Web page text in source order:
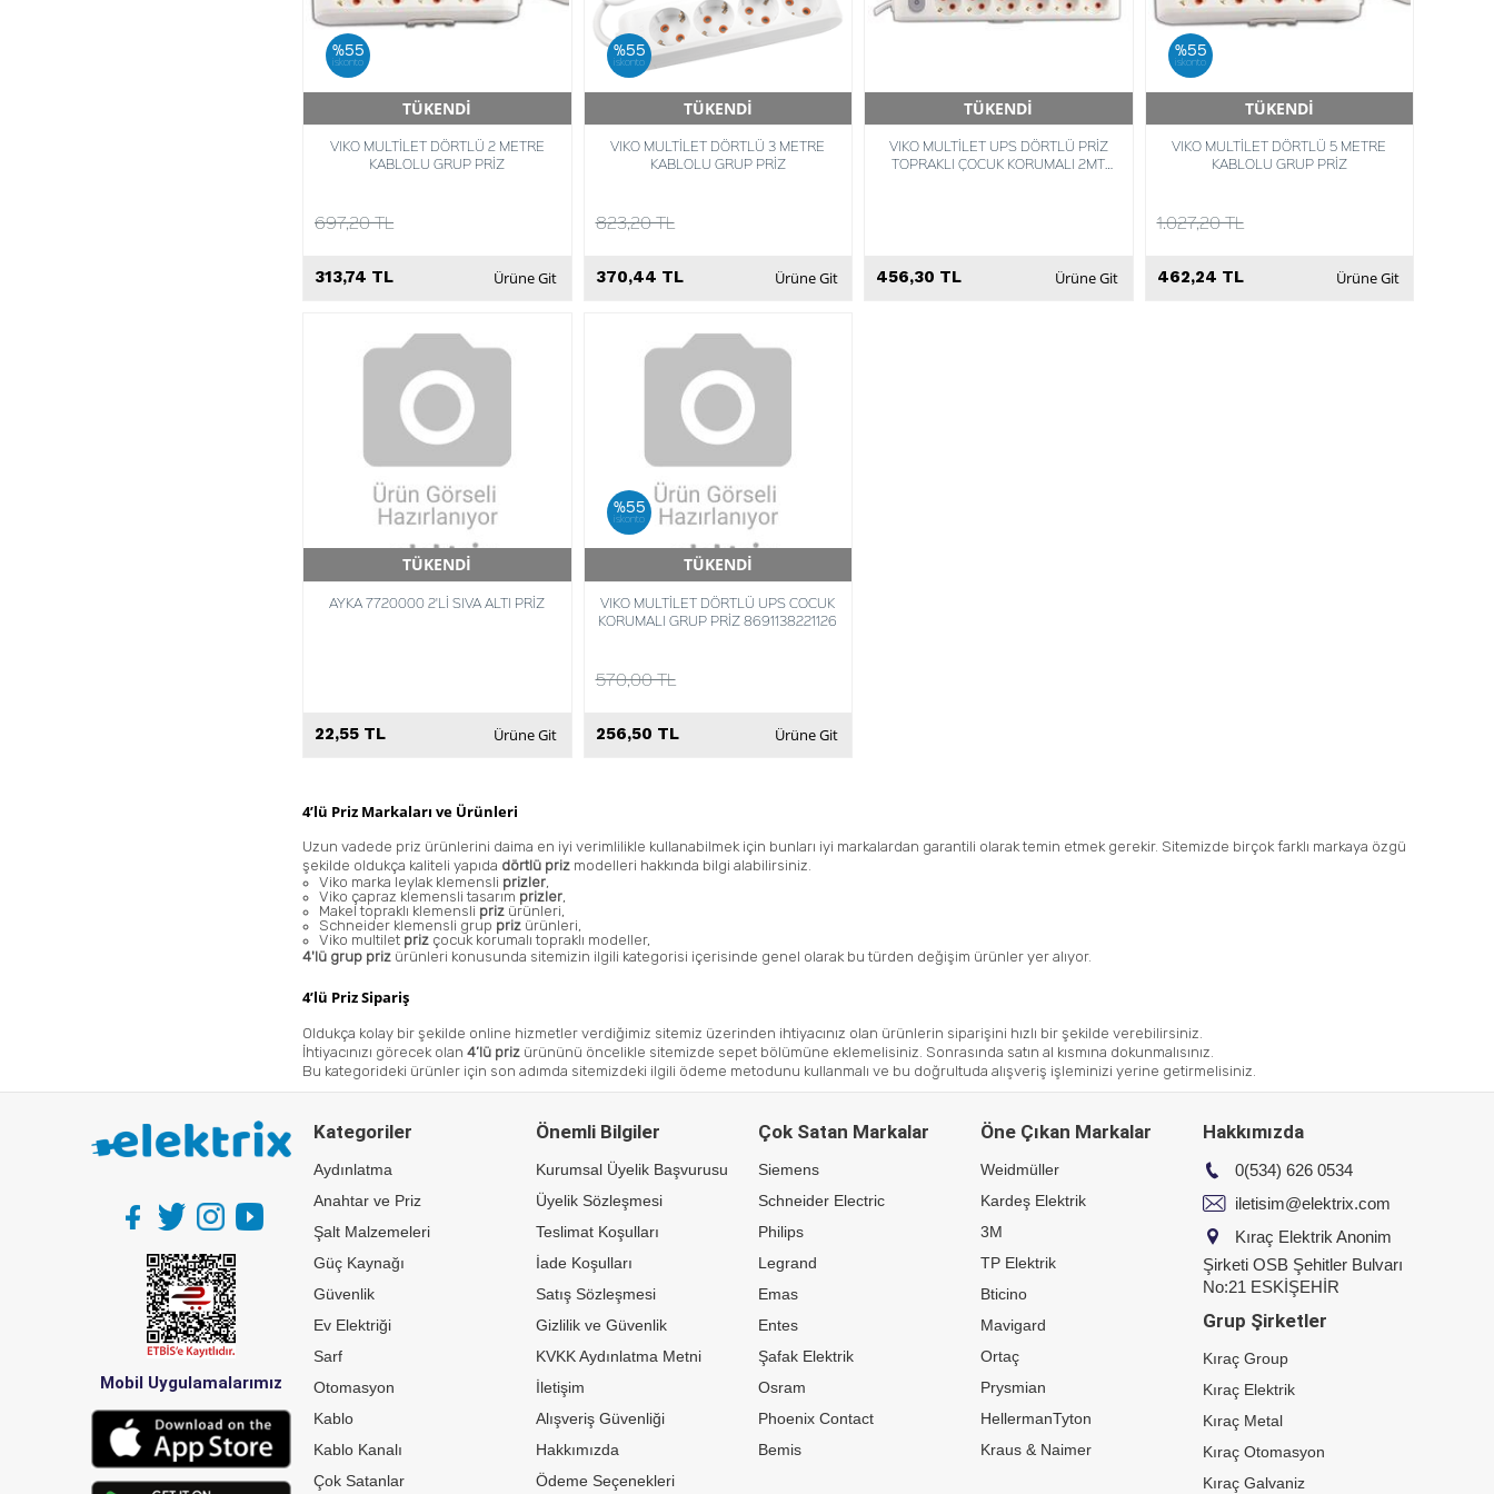
TÜKENDİ
Hızlı Teslimat
VIKO MULTİLET DÖRTLÜ 2 METRE
KABLOLU GRUP PRİZ
697,20 TL
%55
iskonto
313,74 TL Ürüne Git
TÜKENDİ
Hızlı Teslimat
VIKO MULTİLET DÖRTLÜ 3 METRE
KABLOLU GRUP PRİZ
823,20 TL
%55
iskonto
370,44 TL Ürüne Git
TÜKENDİ
Hızlı Teslimat
VIKO MULTİLET UPS DÖRTLÜ PRİZ
TOPRAKLI ÇOCUK KORUMALI 2MT
456,30 TL Ürüne Git
TÜKENDİ
Hızlı Teslimat
VIKO MULTİLET DÖRTLÜ 5 METRE
KABLOLU GRUP PRİZ
1.027,20 TL
%55
iskonto
462,24 TL Ürüne Git
TÜKENDİ
Hızlı Teslimat
AYKA 7720000 2'Lİ SIVA ALTI PRİZ
22,55 TL Ürüne Git
TÜKENDİ
Hızlı Teslimat
VIKO MULTİLET DÖRTLÜ UPS COCUK
KORUMALI GRUP PRİZ 8691138221126
570,00 TL
%55
iskonto
256,50 TL Ürüne Git
4’lü Priz Markaları ve Ürünleri
Uzun vadede priz ürünlerini daima en iyi verimlilikle kullanabilmek için bunları iyi markalardan garantili olarak temin etmek gerekir. Sitemizde birçok farklı markaya özgü
şekilde oldukça kaliteli yapıda dörtlü priz modelleri hakkında bilgi alabilirsiniz.
Viko marka leylak klemensli prizler,
Viko çapraz klemensli tasarım prizler,
Makel topraklı klemensli priz ürünleri,
Schneider klemensli grup priz ürünleri,
Viko multilet priz çocuk korumalı topraklı modeller,
4'lü grup priz ürünleri konusunda sitemizin ilgili kategorisi içerisinde genel olarak bu türden değişim ürünler yer alıyor.
4’lü Priz Sipariş
Oldukça kolay bir şekilde online hizmetler verdiğimiz sitemiz üzerinden ihtiyacınız olan ürünlerin siparişini hızlı bir şekilde verebilirsiniz.
İhtiyacınızı görecek olan 4’lü priz ürününü öncelikle sitemizde sepet bölümüne eklemelisiniz. Sonrasında satın al kısmına dokunmalısınız.
Bu kategorideki ürünler için son adımda sitemizdeki ilgili ödeme metodunu kullanmalı ve bu doğrultuda alışveriş işleminizi yerine getirmelisiniz.
Mobil Uygulamalarımız
Kategoriler
Aydınlatma
Anahtar ve Priz
Şalt Malzemeleri
Güç Kaynağı
Güvenlik
Ev Elektriği
Sarf
Otomasyon
Kablo
Kablo Kanalı
Çok Satanlar
Önemli Bilgiler
Kurumsal Üyelik Başvurusu
Üyelik Sözleşmesi
Teslimat Koşulları
İade Koşulları
Satış Sözleşmesi
Gizlilik ve Güvenlik
KVKK Aydınlatma Metni
İletişim
Alışveriş Güvenliği
Hakkımızda
Ödeme Seçenekleri
Çok Satan Markalar
Siemens
Schneider Electric
Philips
Legrand
Emas
Entes
Şafak Elektrik
Osram
Phoenix Contact
Bemis
Öne Çıkan Markalar
Weidmüller
Kardeş Elektrik
3M
TP Elektrik
Bticino
Mavigard
Ortaç
Prysmian
HellermanTyton
Kraus & Naimer
Hakkımızda
0(534) 626 0534
iletisim@elektrix.com
Kıraç Elektrik Anonim
Şirketi OSB Şehitler Bulvarı
No:21 ESKİŞEHİR
Grup Şirketler
Kıraç Group
Kıraç Elektrik
Kıraç Metal
Kıraç Otomasyon
Kıraç Galvaniz